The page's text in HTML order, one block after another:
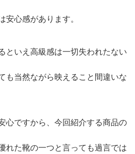
安心感があります。
といえ高級感は一切失われたない
も当然ながら映えること間違いな
心ですから、今回紹介する商品の
れた靴の一つと言っても過言では